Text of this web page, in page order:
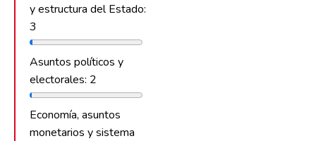
y estructura del Estado:
3
Asuntos políticos y
electorales: 2
Economía, asuntos
monetarios y sistema